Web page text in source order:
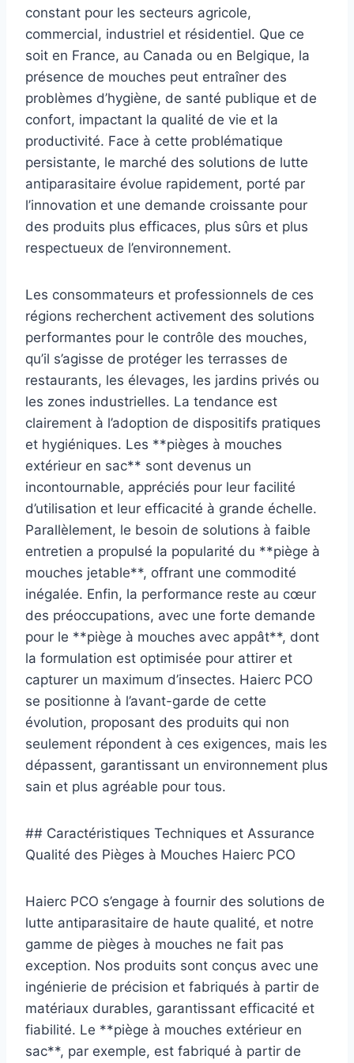
constant pour les secteurs agricole,
commercial, industriel et résidentiel. Que ce
soit en France, au Canada ou en Belgique, la
présence de mouches peut entraîner des
problèmes d’hygiène, de santé publique et de
confort, impactant la qualité de vie et la
productivité. Face à cette problématique
persistante, le marché des solutions de lutte
antiparasitaire évolue rapidement, porté par
l’innovation et une demande croissante pour
des produits plus efficaces, plus sûrs et plus
respectueux de l’environnement.
Les consommateurs et professionnels de ces
régions recherchent activement des solutions
performantes pour le contrôle des mouches,
qu’il s’agisse de protéger les terrasses de
restaurants, les élevages, les jardins privés ou
les zones industrielles. La tendance est
clairement à l’adoption de dispositifs pratiques
et hygiéniques. Les **pièges à mouches
extérieur en sac** sont devenus un
incontournable, appréciés pour leur facilité
d’utilisation et leur efficacité à grande échelle.
Parallèlement, le besoin de solutions à faible
entretien a propulsé la popularité du **piège à
mouches jetable**, offrant une commodité
inégalée. Enfin, la performance reste au cœur
des préoccupations, avec une forte demande
pour le **piège à mouches avec appât**, dont
la formulation est optimisée pour attirer et
capturer un maximum d’insectes. Haierc PCO
se positionne à l’avant-garde de cette
évolution, proposant des produits qui non
seulement répondent à ces exigences, mais les
dépassent, garantissant un environnement plus
sain et plus agréable pour tous.
## Caractéristiques Techniques et Assurance
Qualité des Pièges à Mouches Haierc PCO
Haierc PCO s’engage à fournir des solutions de
lutte antiparasitaire de haute qualité, et notre
gamme de pièges à mouches ne fait pas
exception. Nos produits sont conçus avec une
ingénierie de précision et fabriqués à partir de
matériaux durables, garantissant efficacité et
fiabilité. Le **piège à mouches extérieur en
sac**, par exemple, est fabriqué à partir de